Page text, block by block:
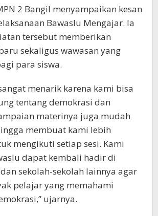
2 Bangil menyampaikan kesan
Bawaslu Mengajar. Ia
tersebut memberikan
sekaligus wawasan yang
para siswa.
menarik karena kami bisa
tentang demokrasi dan
materinya juga mudah
membuat kami lebih
mengikuti setiap sesi. Kami
dapat kembali hadir di
sekolah-sekolah lainnya agar
pelajar yang memahami
ujarnya.